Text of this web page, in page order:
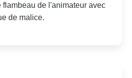
flambeau de l'animateur avec
de malice.